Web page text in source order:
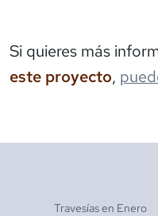
Si quieres más
este proyecto,
Travesías en Enero